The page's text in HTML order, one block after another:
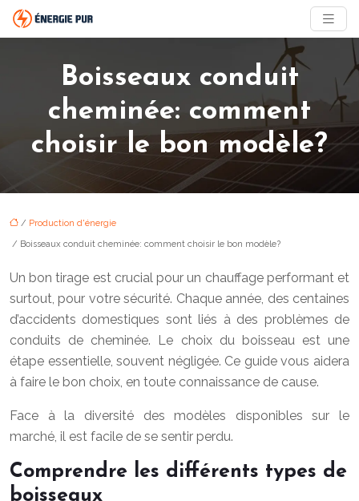
Boisseaux conduit
cheminée: comment
choisir le bon modèle?
/ Production d'énergie
/ Boisseaux conduit cheminée: comment choisir le bon modèle?
Un bon tirage est crucial pour un chauffage performant et
surtout, pour votre sécurité. Chaque année, des centaines
d’accidents domestiques sont liés à des problèmes de
conduits de cheminée. Le choix du boisseau est une
étape essentielle, souvent négligée. Ce guide vous aidera
à faire le bon choix, en toute connaissance de cause.
Face à la diversité des modèles disponibles sur le
marché, il est facile de se sentir perdu.
Comprendre les différents types de
boisseaux